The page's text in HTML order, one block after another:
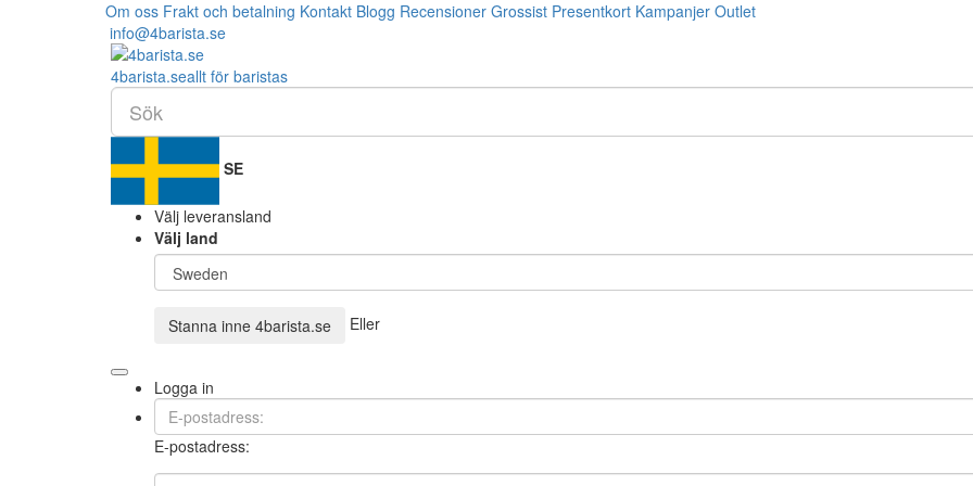
Om oss Frakt och betalning Kontakt Blogg Recensioner Grossist Presentkort Kampanjer Outlet
info@4barista.se
4barista.seallt för baristas
SE
Välj leveransland
Välj land
Stanna inne 4barista.se Eller
Logga in
E-postadress: